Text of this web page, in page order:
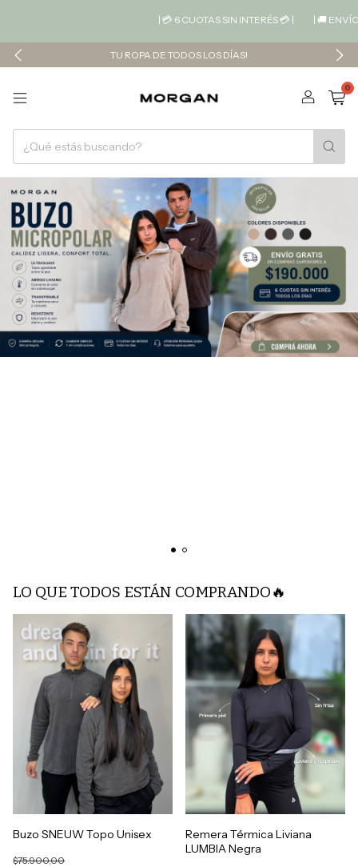
| 💳 6 CUOTAS SIN INTERÉS 💳 | | 🚚 ENVÍO
TU ROPA DE TODOS LOS DÍAS!
0
LO QUE TODOS ESTÁN COMPRANDO🔥
Buzo SNEUW Topo Unisex
$75.900,00
Remera Térmica Liviana
LUMBIA Negra